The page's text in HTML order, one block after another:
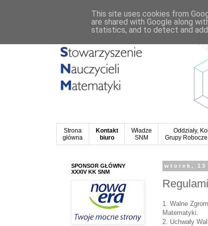
Strona
główna
Kontakt
biuro
Władze
SNM
Oddziały,
Grupy Robocze
wtorek, 13
1. Walne
Matematyki.
2. Uchwały
SPONSOR GŁÓWNY
XXXIV KK SNM
This site uses cookies from
are shared with Google along
statistics, and to detect and